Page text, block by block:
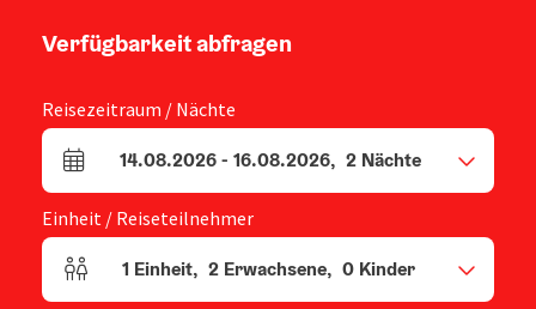
Verfügbarkeit abfragen
Reisezeitraum / Nächte
An- und Abreisefelder
14.08.2026- 16.08.2026, 2 Nächte
Einheit / Reiseteilnehmer
Einheitenanzahl und Personenfelder
1 Einheit, 2 Erwachsene, 0 Kinder